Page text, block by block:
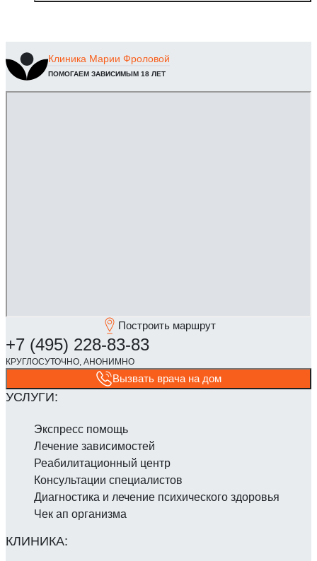
Клиника Марии Фроловой
ПОМОГАЕМ ЗАВИСИМЫМ 18 ЛЕТ
Построить маршрут
Вызвать врача на дом
Экспресс помощь
Лечение зависимостей
Реабилитаци­онный центр
Консультации специалистов
Диагностика и лечение психического здоровья
Чек ап организма